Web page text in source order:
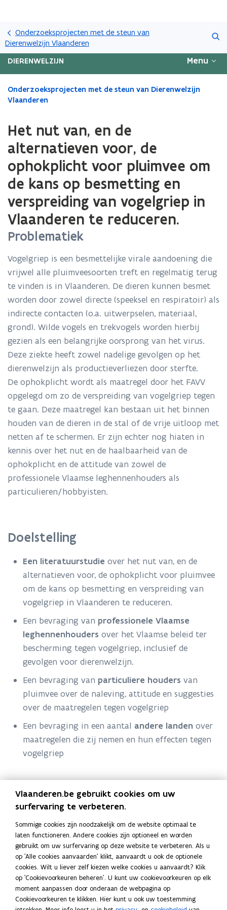
en
de
gaan
Onderzoeksprojecten met de steun van
Dierenwelzijn Vlaanderen
Zoeken
DIERENWELZIJN Menu
Gedaan
met
bevindt
op:
Het
van,
alternatieven
voor
pluimvee
om
kans
op
besmetting
verspreiding
van
vogelgriep
Vlaanderen
reduceren.
Onderzoeksprojecten met de steun van Dierenwelzijn
Vlaanderen
Het nut van, en de
alternatieven voor, de
ophokplicht voor pluimvee om
de kans op besmetting en
verspreiding van vogelgriep in
Vlaanderen te reduceren.
Problematiek
Vogelgriep is een besmettelijke virale aandoening die
vrijwel alle pluimveesoorten treft en regelmatig terug
te vinden is in Vlaanderen. De dieren kunnen besmet
worden door zowel directe (speeksel en respiratoir) als
indirecte contacten (o.a. uitwerpselen, materiaal,
grond). Wilde vogels en trekvogels worden hierbij
gezien als een belangrijke oorsprong van het virus.
Deze ziekte heeft zowel nadelige gevolgen op het
dierenwelzijn als productieverliezen door sterfte.
De ophokplicht wordt als maatregel door het FAVV
opgelegd om zo de verspreiding van vogelgriep tegen
te gaan. Deze maatregel kan bestaan uit het binnen
houden van de dieren in de stal of de vrije uitloop met
netten af te schermen. Er zijn echter nog hiaten in
kennis over het nut en de haalbaarheid van de
ophokplicht en de attitude van zowel de
professionele Vlaamse leghennenhouders als
particulieren/hobbyisten.
Doelstelling
Een literatuurstudie over het nut van, en de
alternatieven voor, de ophokplicht voor pluimvee
om de kans op besmetting en verspreiding van
vogelgriep in Vlaanderen te reduceren.
Een bevraging van professionele Vlaamse
leghennenhouders over het Vlaamse beleid ter
bescherming tegen vogelgriep, inclusief de
gevolgen voor dierenwelzijn.
Een bevraging van particuliere houders van
pluimvee over de naleving, attitude en suggesties
over de maatregelen tegen vogelgriep
Een bevraging in een aantal andere landen over
maatregelen die zij nemen en hun effecten tegen
vogelgriep
Uitvoerder(s)
Startdatum
Midden juni - eind september 2021
Looptijd
Vlaanderen.be gebruikt cookies om uw
surfervaring te verbeteren.
Sommige cookies zijn noodzakelijk om de website optimaal te
laten functioneren. Andere cookies zijn optioneel en worden
gebruikt om uw surfervaring op deze website te verbeteren. Als u
op 'Alle cookies aanvaarden' klikt, aanvaardt u ook de optionele
cookies. Wilt u liever zelf kiezen welke cookies u aanvaardt? Klik
op 'Cookievoorkeuren beheren'. U kunt uw cookievoorkeuren op elk
moment aanpassen door onderaan de webpagina op
Cookievoorkeuren te klikken. Hier kunt u ook uw toestemming